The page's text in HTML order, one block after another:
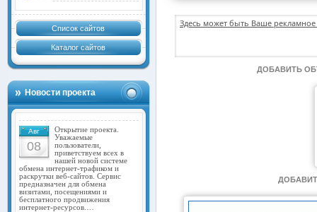
Список сайтов
Каталог сайтов
Новости проекта
Авг
08
Открытие проекта.
Уважаемые
пользователи,
приветствуем всех в
нашей новой системе
обмена интернет-трафиком и
раскрутки веб-сайтов. Сервис
предназначен для обмена
визитами, посещениями и
бесплатного продвижения
интернет-ресурсов.…
Здесь может быть Ваше
ДОБАВИТЬ